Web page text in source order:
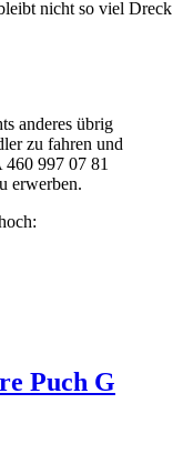
nicht so viel Dreck
anderes übrig
zu fahren und
997 07 81
erwerben.
Puch G